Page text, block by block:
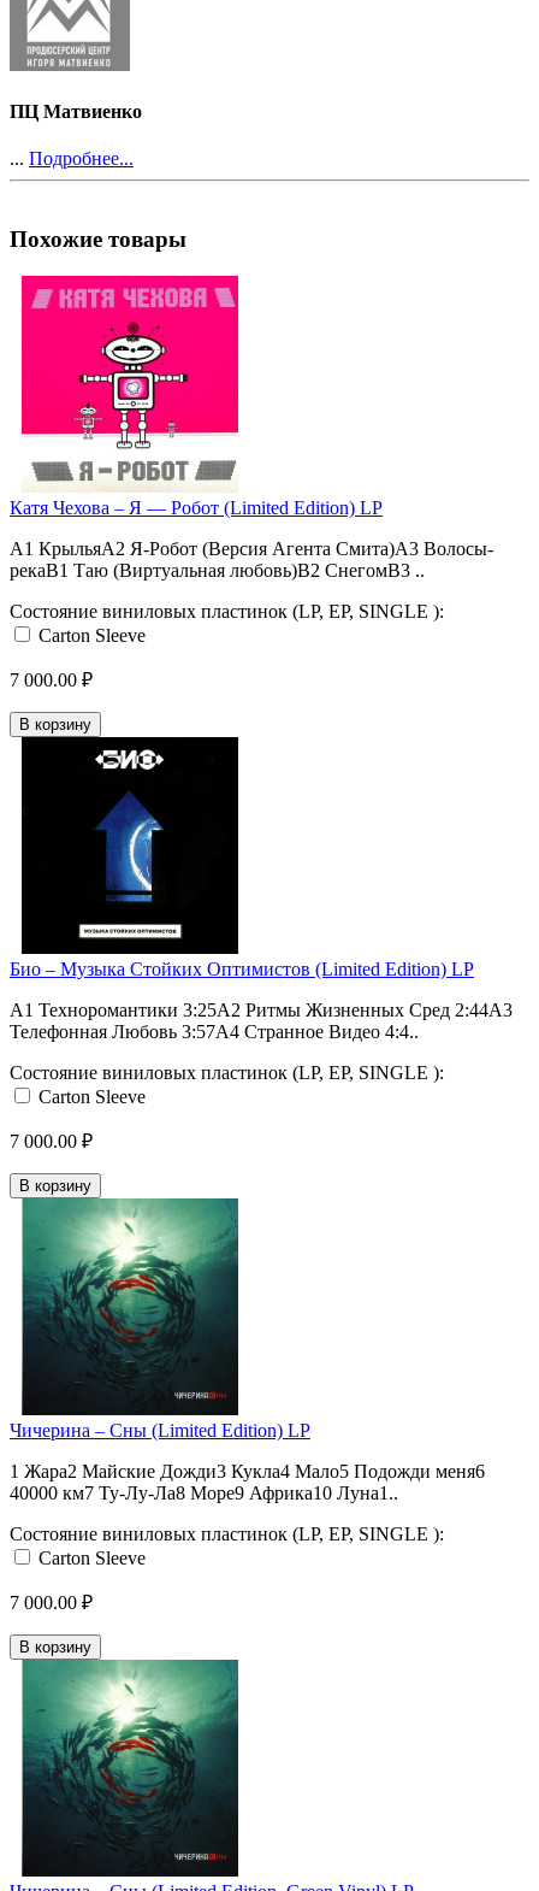
ПЦ Матвиенко
... Подробнее...
Похожие товары
Катя Чехова – Я — Робот (Limited Edition) LP
A1 КрыльяA2 Я-Робот (Версия Агента Смита)A3 Волосы-
рекаB1 Таю (Виртуальная любовь)B2 СнегомB3 ..
Состояние виниловых пластинок (LP, EP, SINGLE ):
Carton Sleeve
7 000.00 ₽
В корзину
Био – Музыка Стойких Оптимистов (Limited Edition) LP
A1 Техноромантики 3:25A2 Ритмы Жизненных Сред 2:44A3
Телефонная Любовь 3:57A4 Странное Видео 4:4..
Состояние виниловых пластинок (LP, EP, SINGLE ):
Carton Sleeve
7 000.00 ₽
В корзину
Чичерина – Сны (Limited Edition) LP
1 Жара2 Майские Дожди3 Кукла4 Мало5 Подожди меня6
40000 км7 Ту-Лу-Ла8 Море9 Африка10 Луна1..
Состояние виниловых пластинок (LP, EP, SINGLE ):
Carton Sleeve
7 000.00 ₽
В корзину